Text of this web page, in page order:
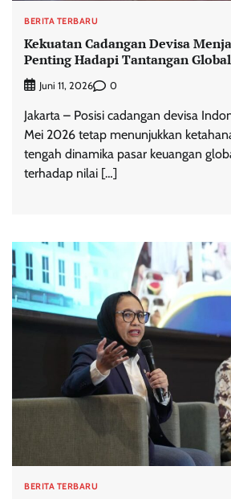
BERITA TERBARU
Kekuatan Cadangan Devisa
Penting Hadapi Tantangan Global
Juni 11, 2026 0
Jakarta – Posisi cadangan devisa
Mei 2026 tetap menunjukkan
tengah dinamika pasar keuangan
terhadap nilai […]
BERITA TERBARU